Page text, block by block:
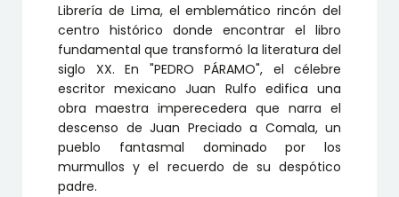
Librería de Lima, el emblemático rincón del
centro histórico donde encontrar el libro
fundamental que transformó la literatura del
siglo XX. En "PEDRO PÁRAMO", el célebre
escritor mexicano Juan Rulfo edifica una
obra maestra imperecedera que narra el
descenso de Juan Preciado a Comala, un
pueblo fantasmal dominado por los
murmullos y el recuerdo de su despótico
padre.